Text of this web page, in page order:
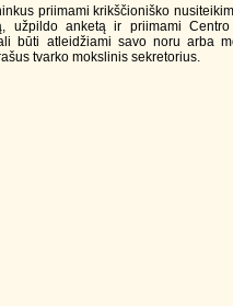
priimami krikščioniško
užpildo anketą ir priimami
būti atleidžiami savo noru arba
tvarko mokslinis sekretorius.